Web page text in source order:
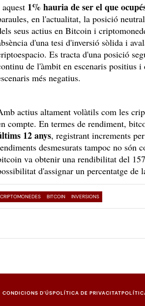
1% hauria de ser el que
en l'actualitat, la posició
seus actius en Bitcoin i
d'una tesi d'inversió sòlida i
Es tracta d'una posició
de l'àmbit en escenaris positius
més negatius.
actius altament volàtils com les
compte. En termes de rendiment,
12 anys, registrant increments
desmesurats tampoc no són
va obtenir una rendibilitat del
d'assignar un percentatge de
CRIPTOMONEDES BITCOIN INVERSIONS
CONDICIONS D'ÚSPOLÍTICA DE PRIVACITAT